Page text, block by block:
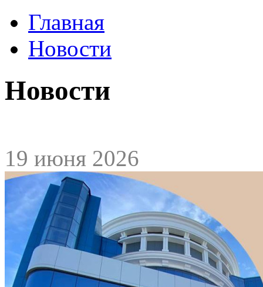
Главная
Новости
Новости
19 июня 2026